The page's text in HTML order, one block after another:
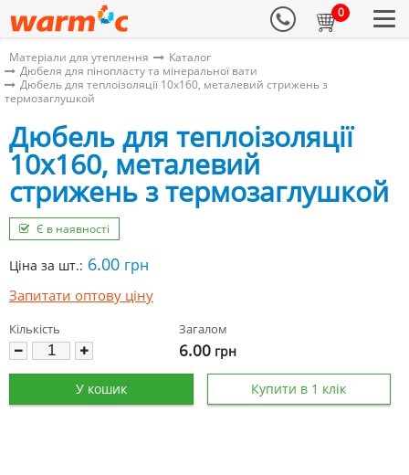
0
Матеріали для утеплення
Каталог
Дюбеля для пінопласту та мінеральної вати
Дюбель для теплоізоляції 10х160, металевий стрижень з
термозаглушкой
Дюбель для теплоізоляції
10х160, металевий
стрижень з термозаглушкой
Є в наявності
Ціна за шт.: 6.00 грн
Запитати оптову ціну
Кількість Загалом
6.00 грн
У кошик Купити в 1 клік